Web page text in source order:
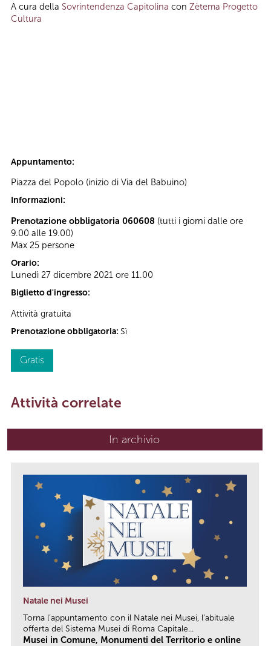
A cura della Sovrintendenza Capitolina con Zètema Progetto
Cultura
Appuntamento:
Piazza del Popolo (inizio di Via del Babuino)
Informazioni:
Prenotazione obbligatoria 060608 (tutti i giorni dalle ore
9.00 alle 19.00)
Max 25 persone
Orario:
Lunedì 27 dicembre 2021 ore 11.00
Biglietto d'ingresso:
Attività gratuita
Prenotazione obbligatoria: Sì
Gratis
Attività correlate
In archivio
Natale nei Musei
Torna l’appuntamento con il Natale nei Musei, l’abituale
offerta del Sistema Musei di Roma Capitale...
Musei in Comune, Monumenti del Territorio e online